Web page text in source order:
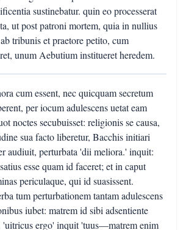
sustinebatur. quin eo processerat
ut post patroni mortem, quia in nullius
tribunis et praetore petito, cum
unum Aebutium institueret heredem.
cum essent, nec quicquam secretum
per iocum adulescens uetat eam
noctes secubuisset: religionis se causa,
sua facto liberetur, Bacchis initiari
audiuit, perturbata 'dii meliora.' inquit:
esse quam id faceret; et in caput
periculaque, qui id suasissent.
tum perturbationem tantam adulescens
iubet: matrem id sibi adsentiente
'uitricus ergo' inquit 'tuus—matrem enim